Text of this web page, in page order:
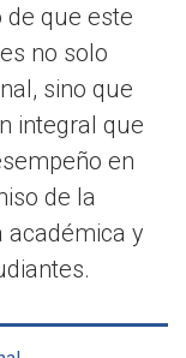
de que este
no solo
sino que
integral que
en
de la
académica y